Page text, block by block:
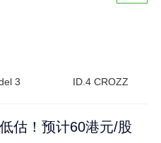
3 ID.4 CROZZ
估！预计60港元/股